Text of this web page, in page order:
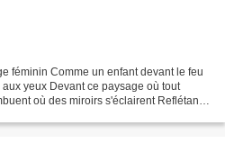
féminin Comme un enfant devant le feu
yeux Devant ce paysage où tout
où des miroirs s'éclairent Reflétant